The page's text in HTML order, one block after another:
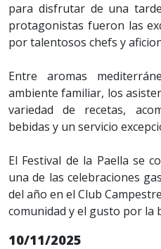
para disfrutar de una
protagonistas fueron las
por talentosos chefs y
Entre aromas
ambiente familiar, los
variedad de recetas,
bebidas y un servicio
El Festival de la Paella se
una de las celebraciones
del año en el Club
comunidad y el gusto por la
10/11/2025